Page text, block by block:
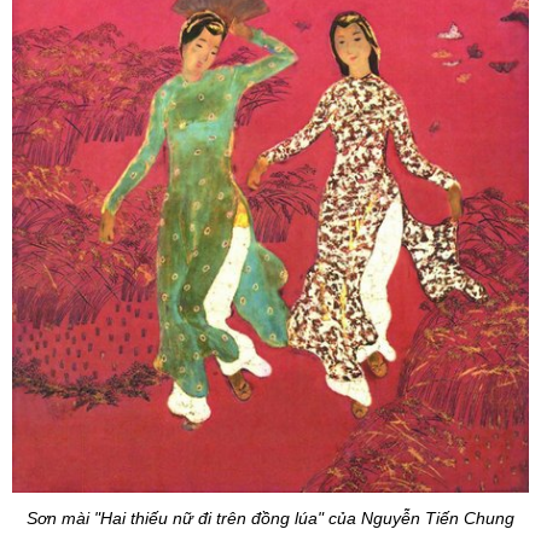
Sơn mài "Hai thiếu nữ đi trên đồng lúa" của Nguyễn Tiến Chung